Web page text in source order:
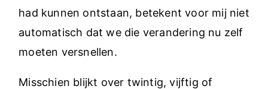
had kunnen ontstaan, betekent voor mij niet
automatisch dat we die verandering nu zelf
moeten versnellen.
Misschien blijkt over twintig, vijftig of